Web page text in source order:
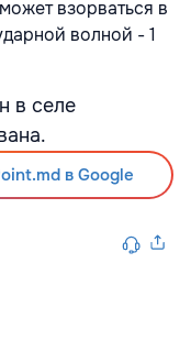
взорваться в
волной - 1
в селе
в Google